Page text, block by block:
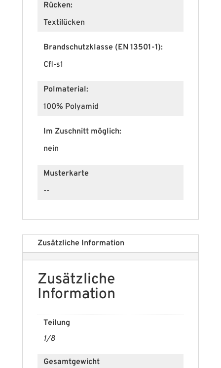
Rücken:
Textilücken
Brandschutzklasse (EN 13501-1):
Cfl-s1
Polmaterial:
100% Polyamid
Im Zuschnitt möglich:
nein
Musterkarte
--
Zusätzliche Information
Zusätzliche
Information
Teilung
1/8
Gesamtgewicht